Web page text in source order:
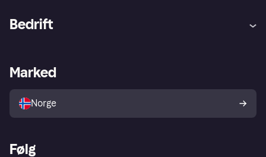
Utforsk butikker
Bedrift
Merchant portal
Marked
Norge
Følg